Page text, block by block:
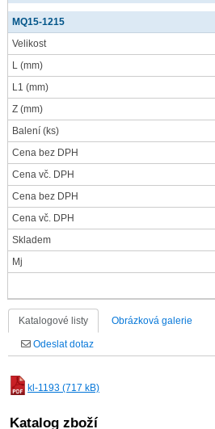
MQ15-1215
Velikost
L (mm)
L1 (mm)
Z (mm)
Balení (ks)
Cena bez DPH
Cena vč. DPH
Cena bez DPH
Cena vč. DPH
Skladem
Mj
Katalogové listy Obrázková galerie
Odeslat dotaz
kl-1193 (717 kB)
Katalog zboží